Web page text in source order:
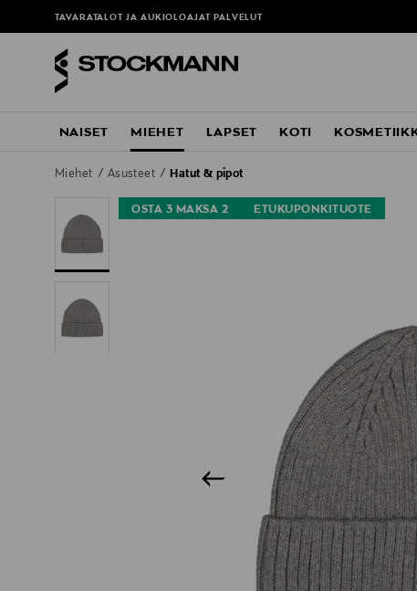
TAVARATALOT JA AUKIOLOAJAT PALVELUT
NAISET MIEHET LAPSET KOTI
Miehet Asusteet Hatut & pipot
OSTA 3 MAKSA 2 ETUKUPONKITUOTE